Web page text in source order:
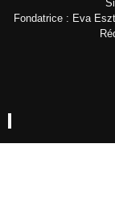
Fondatrice : Eva